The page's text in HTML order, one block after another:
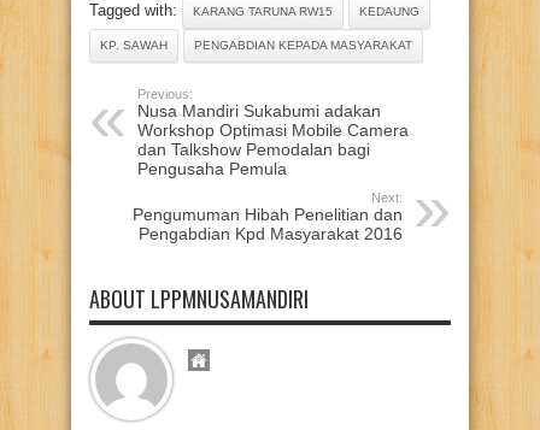
Tagged with: KARANG TARUNA RW15 KEDAUNG
KP. SAWAH PENGABDIAN KEPADA MASYARAKAT
Previous:
Nusa Mandiri Sukabumi adakan
Workshop Optimasi Mobile Camera
dan Talkshow Pemodalan bagi
Pengusaha Pemula
Next:
Pengumuman Hibah Penelitian dan
Pengabdian Kpd Masyarakat 2016
ABOUT LPPMNUSAMANDIRI